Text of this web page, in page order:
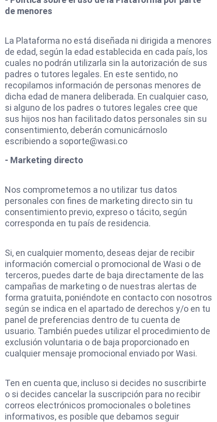
de menores
La Plataforma no está diseñada ni dirigida a menores
de edad, según la edad establecida en cada país, los
cuales no podrán utilizarla sin la autorización de sus
padres o tutores legales. En este sentido, no
recopilamos información de personas menores de
dicha edad de manera deliberada. En cualquier caso,
si alguno de los padres o tutores legales cree que
sus hijos nos han facilitado datos personales sin su
consentimiento, deberán comunicárnoslo
escribiendo a soporte@wasi.co
- Marketing directo
Nos comprometemos a no utilizar tus datos
personales con fines de marketing directo sin tu
consentimiento previo, expreso o tácito, según
corresponda en tu país de residencia.
Si, en cualquier momento, deseas dejar de recibir
información comercial o promocional de Wasi o de
terceros, puedes darte de baja directamente de las
campañas de marketing o de nuestras alertas de
forma gratuita, poniéndote en contacto con nosotros
según se indica en el apartado de derechos y/o en tu
panel de preferencias dentro de tu cuenta de
usuario. También puedes utilizar el procedimiento de
exclusión voluntaria o de baja proporcionado en
cualquier mensaje promocional enviado por Wasi.
Ten en cuenta que, incluso si decides no suscribirte
o si decides cancelar la suscripción para no recibir
correos electrónicos promocionales o boletines
informativos, es posible que debamos seguir